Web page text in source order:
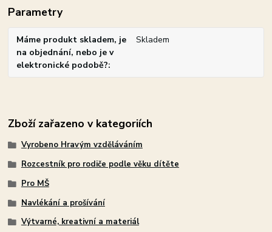
Parametry
Máme produkt skladem, je
na objednání, nebo je v
elektronické podobě?
Skladem
Zboží zařazeno v kategoriích
Vyrobeno Hravým vzděláváním
Rozcestník pro rodiče podle věku dítěte
Pro MŠ
Navlékání a prošívání
Výtvarné, kreativní a materiál